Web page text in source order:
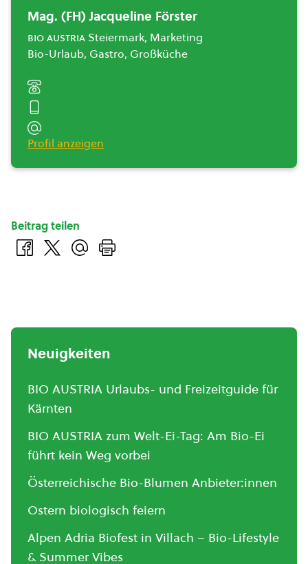
Mag. (FH) Jacqueline Förster
bio austria Steiermark, Marketing
Bio-Urlaub, Gastro, Großküche
Profil anzeigen
Beitrag teilen
Neuigkeiten
BIO AUSTRIA Urlaubs- und Freizeitguide für
Kärnten
BIO AUSTRIA zum Welt-Ei-Tag: Am Bio-Ei
führt kein Weg vorbei
Österreichische Bio-Blumen Anbieter:innen
Ostern biologisch feiern
Alpen Adria Biofest in Villach – Bio-Lifestyle
& Summer Vibes